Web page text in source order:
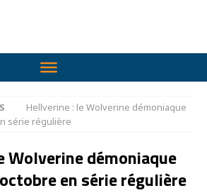
Hellverine : le Wolverine démoniaque
série régulière
Wolverine démoniaque
en série régulière